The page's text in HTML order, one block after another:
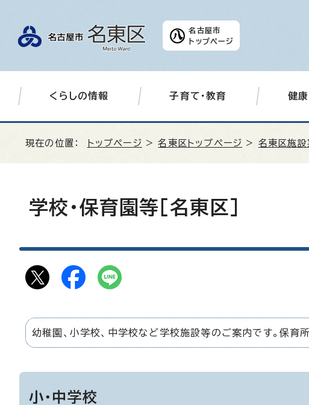
名古屋市
トップページ
くらしの情報 子育て・教育 健康
現在の位置： トップページ >名東区トップページ > 名東区施設
学校・保育園等［名東区］
幼稚園、小学校、中学校など学校施設等のご案内です。保育
小・中学校